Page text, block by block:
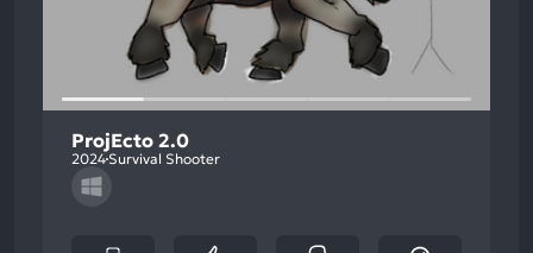
ProjEcto 2.0
2024 Survival Shooter